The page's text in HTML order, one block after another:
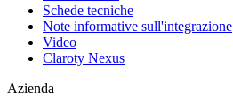
Schede tecniche
Note informative sull'integrazione
Video
Claroty Nexus
Azienda